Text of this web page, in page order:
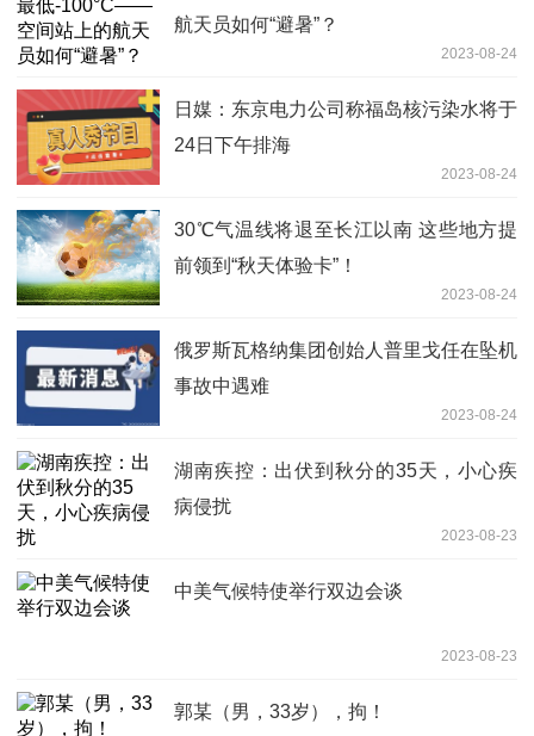
航天员如何“避暑”？
2023-08-24
日媒：东京电力公司称福岛核污染水将于
24日下午排海
2023-08-24
30℃气温线将退至长江以南 这些地方提
前领到“秋天体验卡”！
2023-08-24
俄罗斯瓦格纳集团创始人普里戈任在坠机
事故中遇难
2023-08-24
湖南疾控：出伏到秋分的35天，小心疾
病侵扰
2023-08-23
中美气候特使举行双边会谈
2023-08-23
郭某（男，33岁），拘！